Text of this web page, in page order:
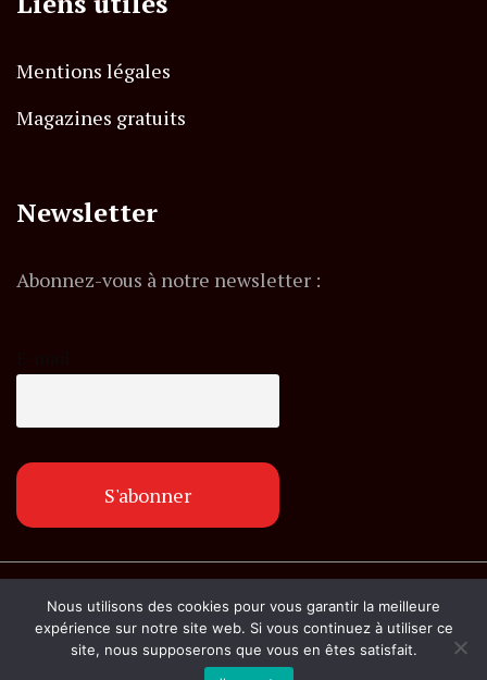
Mentions légales
Magazines gratuits
Newsletter
Abonnez-vous à notre newsletter :
© Copyright lemagazineinfo.fr. Tous droits
réservés.
Nous utilisons des cookies pour vous garantir la meilleure
expérience sur notre site web. Si vous continuez à utiliser ce
site, nous supposerons que vous en êtes satisfait.